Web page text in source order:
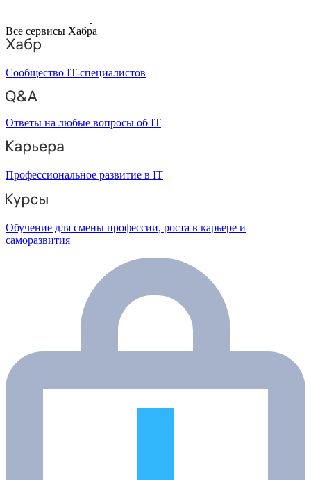
Все сервисы Хабра
Сообщество IT-специалистов
Ответы на любые вопросы об IT
Профессиональное развитие в IT
Обучение для смены профессии, роста в карьере и
саморазвития